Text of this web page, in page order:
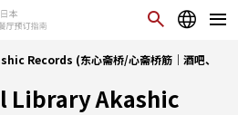
Records (东心斋桥/心斋桥筋｜酒吧、
Library Akashic